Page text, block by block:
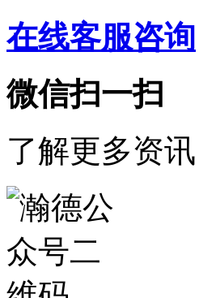
在线客服咨询
微信扫一扫
了解更多资讯